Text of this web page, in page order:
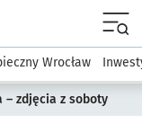
Dla mieszkańca
Wrocław
– zdjęcia z soboty